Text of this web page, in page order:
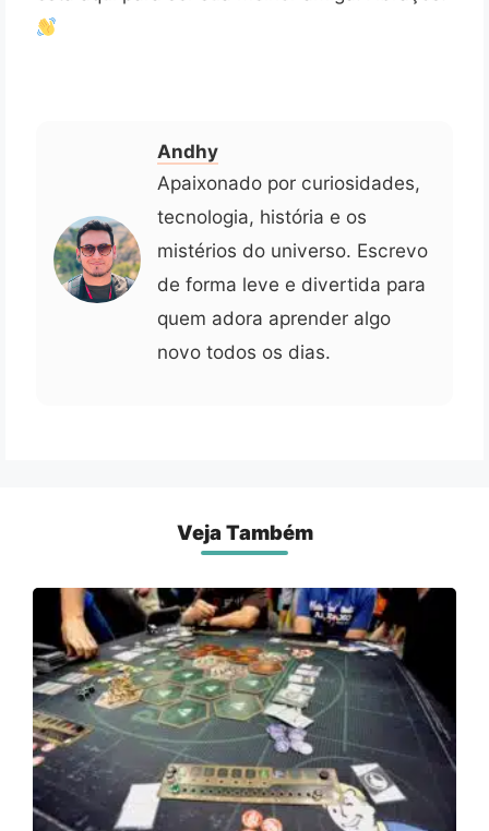
Andhy
Apaixonado por curiosidades,
tecnologia, história e os
mistérios do universo. Escrevo
de forma leve e divertida para
quem adora aprender algo
novo todos os dias.
Veja Também